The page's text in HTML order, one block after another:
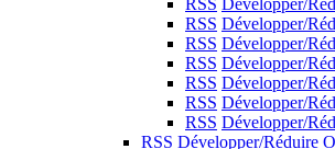
RSS Développer/
RSS Développer/
RSS Développer/
RSS Développer/
RSS Développer/
RSS Développer/
RSS Développer/Réduire O